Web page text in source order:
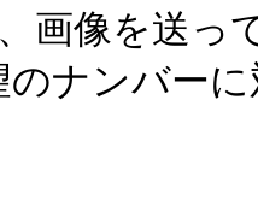
画像を送っ
のナンバー